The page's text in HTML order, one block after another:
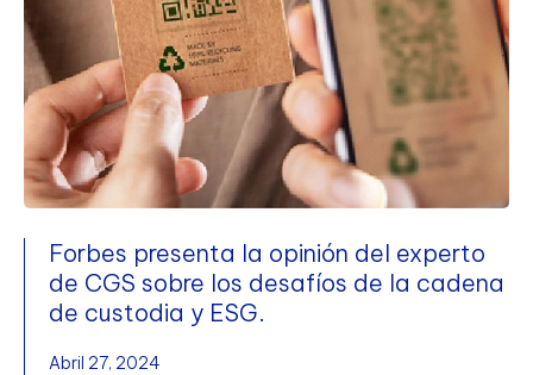
Forbes presenta la opinión del experto
de CGS sobre los desafíos de la cadena
de custodia y ESG.
Abril 27, 2024